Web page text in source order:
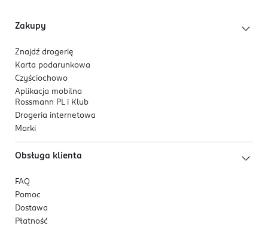
5 057566 869706
Zakupy
Znajdź drogerię
Karta podarunkowa
Czyściochowo
Aplikacja mobilna
Rossmann PL i Klub
Drogeria internetowa
Marki
Obsługa klienta
FAQ
Pomoc
Dostawa
Płatność